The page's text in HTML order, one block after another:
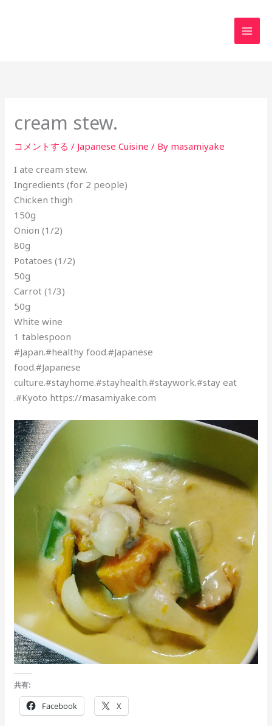
cream stew.
コメントする / Japanese Cuisine / By masamiyake
I ate cream stew.
Ingredients (for 2 people)
Chicken thigh
150g
Onion (1/2)
80g
Potatoes (1/2)
50g
Carrot (1/3)
50g
White wine
1 tablespoon
#Japan.#healthy food.#Japanese
food.#Japanese
culture.#stayhome.#stayhealth.#staywork.#stay eat
.#Kyoto https://masamiyake.com
共有:
Facebook X